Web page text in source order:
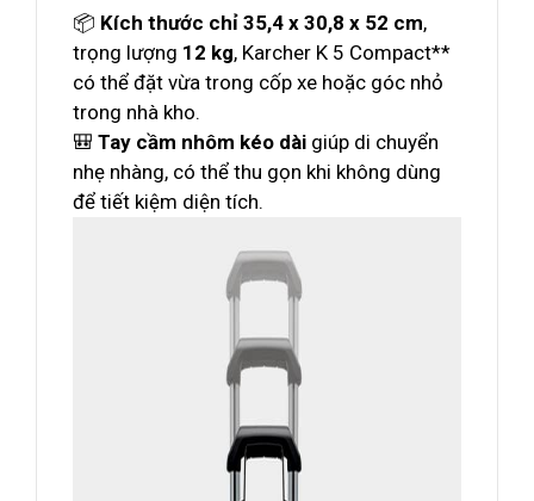
📦 Kích thước chỉ 35,4 x 30,8 x 52 cm,
trọng lượng 12 kg, Karcher K 5 Compact**
có thể đặt vừa trong cốp xe hoặc góc nhỏ
trong nhà kho.
🎒 Tay cầm nhôm kéo dài giúp di chuyển
nhẹ nhàng, có thể thu gọn khi không dùng
để tiết kiệm diện tích.